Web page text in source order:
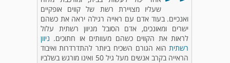
שעליו מצויירת רשת של קווים אופקיים
ואנכיים. בעוד אדם עם ראייה רגילה יראה את כשהם
ישרים ומאונכים, אדם הסובל מניוון רשתית עלול
לראות את הקווים כשהם מעוותים או חתוכים. ניוון
רשתיתהוא הגורם השכיח ביותר להתדרדרות ואיבוד
הראייה בקרב אנשים מעל גיל 50 ואינו מורגש בשלביו